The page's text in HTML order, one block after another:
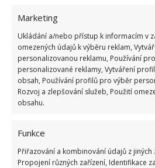
Marketing
Ukládání a/nebo přístup k informacím v
omezených údajů k výběru reklam,
personalizovanou reklamu, Používání
personalizované reklamy, Vytváření
obsah, Používání profilů pro výběr
Rozvoj a zlepšování služeb, Použití
obsahu.
Funkce
Přiřazování a kombinování údajů z jiných
Propojení různých zařízení, Identifikace
psali.